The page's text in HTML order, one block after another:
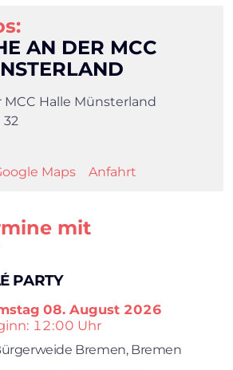
AN DER MCC
MCC Halle Münsterland
32
Maps Anfahrt
mit
PARTY
08. August 2026
12:00 Uhr
Bremen, Bremen